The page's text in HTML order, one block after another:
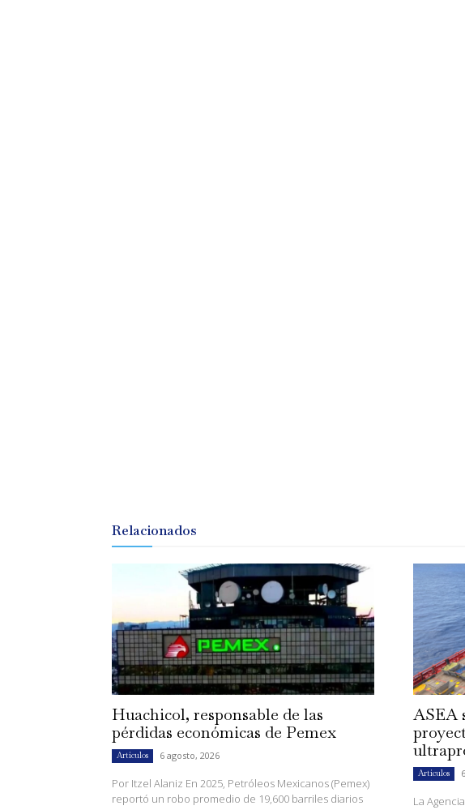
Relacionados
Huachicol, responsable de las
pérdidas económicas de Pemex
Artículos 6 agosto, 2026
Por Itzel Alaniz En 2025, Petróleos Mexicanos (Pemex)
reportó un robo promedio de 19,600 barriles diarios
ASEA
Artículos
La